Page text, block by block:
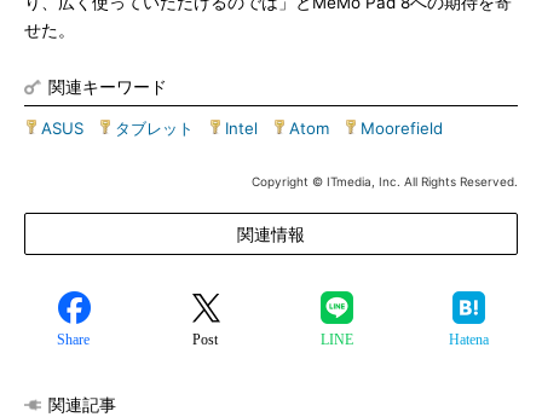
せた。
関連キーワード
ASUS タブレット Intel Atom Moorefield
Copyright © ITmedia, Inc. All Rights Reserved.
関連情報
Share Post LINE Hatena
関連記事